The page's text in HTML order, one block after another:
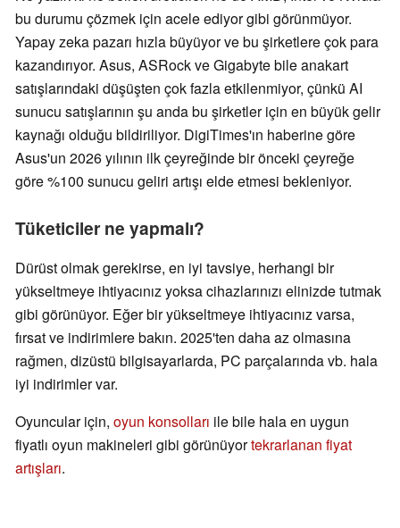
bu durumu çözmek için acele ediyor gibi görünmüyor.
Yapay zeka pazarı hızla büyüyor ve bu şirketlere çok para
kazandırıyor. Asus, ASRock ve Gigabyte bile anakart
satışlarındaki düşüşten çok fazla etkilenmiyor, çünkü AI
sunucu satışlarının şu anda bu şirketler için en büyük gelir
kaynağı olduğu bildiriliyor. DigiTimes'ın haberine göre
Asus'un 2026 yılının ilk çeyreğinde bir önceki çeyreğe
göre %100 sunucu geliri artışı elde etmesi bekleniyor.
Tüketiciler ne yapmalı?
Dürüst olmak gerekirse, en iyi tavsiye, herhangi bir
yükseltmeye ihtiyacınız yoksa cihazlarınızı elinizde tutmak
gibi görünüyor. Eğer bir yükseltmeye ihtiyacınız varsa,
fırsat ve indirimlere bakın. 2025'ten daha az olmasına
rağmen, dizüstü bilgisayarlarda, PC parçalarında vb. hala
iyi indirimler var.
Oyuncular için, oyun konsolları ile bile hala en uygun
fiyatlı oyun makineleri gibi görünüyortekrarlanan fiyat
artışları.